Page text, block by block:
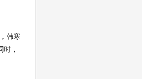
韩寒
时，